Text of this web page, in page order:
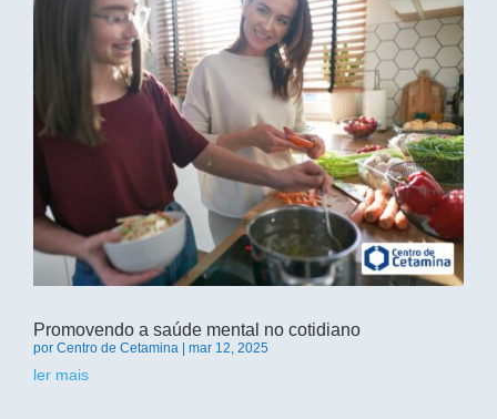
Promovendo a saúde mental no cotidiano
por Centro de Cetamina mar 12, 2025
ler mais